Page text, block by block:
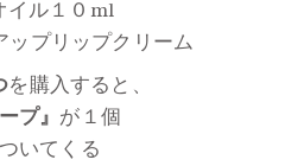
イル１０ml
ップリップクリーム
を購入すると、
プ』 が１個
いてくる